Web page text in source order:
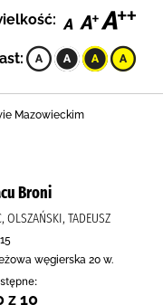
Mazowieckim
Broni
OLSZAŃSKI, TADEUSZ
węgierska 20 w.
z 10